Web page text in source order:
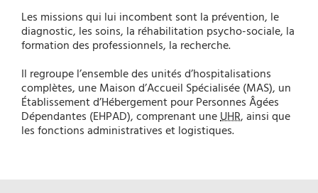
Les missions qui lui incombent sont la prévention, le
diagnostic, les soins, la réhabilitation psycho-sociale, la
formation des professionnels, la recherche.
Il regroupe l’ensemble des unités d’hospitalisations
complètes, une Maison d’Accueil Spécialisée (MAS), un
Établissement d’Hébergement pour Personnes Âgées
Dépendantes (EHPAD), comprenant uneUHR, ainsi que
les fonctions administratives et logistiques.